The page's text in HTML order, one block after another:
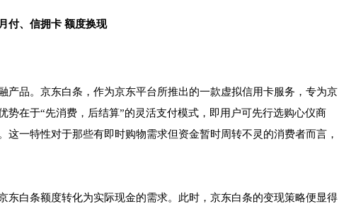
付、信拥卡 额度换现
产品。京东白条，作为京东平台所推出的一款虚拟信用卡服务，专为京
势在于“先消费，后结算”的灵活支付模式，即用户可先行选购心仪商
这一特性对于那些有即时购物需求但资金暂时周转不灵的消费者而言，
东白条额度转化为实际现金的需求。此时，京东白条的变现策略便显得